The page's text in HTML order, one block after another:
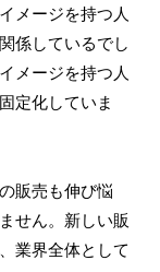
メージを持つ人
係しているでし
メージを持つ人
定化していま
販売も伸び悩
せん。新しい販
業界全体として